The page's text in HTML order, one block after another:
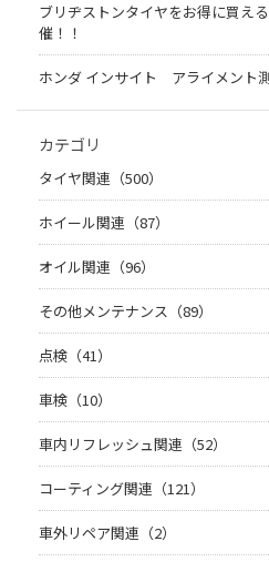
ブリヂストンタイヤをお得に買え
催！！
ホンダ インサイト アライメント
カテゴリ
タイヤ関連（500）
ホイール関連（87）
オイル関連（96）
その他メンテナンス（89）
点検（41）
車検（10）
車内リフレッシュ関連（52）
コーティング関連（121）
車外リペア関連（2）